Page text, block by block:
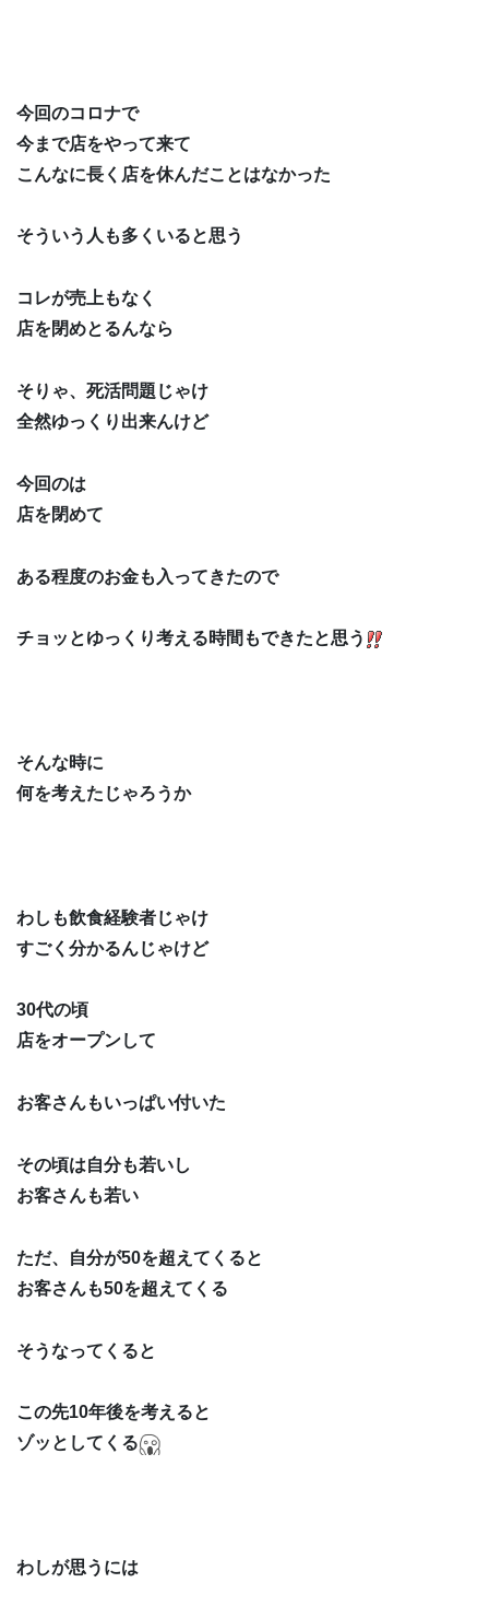
今回のコロナで
今まで店をやって来て
こんなに長く店を休んだことはなかった
そういう人も多くいると思う
コレが売上もなく
店を閉めとるんなら
そりゃ、死活問題じゃけ
全然ゆっくり出来んけど
今回のは
店を閉めて
ある程度のお金も入ってきたので
チョッとゆっくり考える時間もできたと思う
そんな時に
何を考えたじゃろうか
わしも飲食経験者じゃけ
すごく分かるんじゃけど
30代の頃
店をオープンして
お客さんもいっぱい付いた
その頃は自分も若いし
お客さんも若い
ただ、自分が50を超えてくると
お客さんも50を超えてくる
そうなってくると
この先10年後を考えると
ゾッとしてくる
わしが思うには